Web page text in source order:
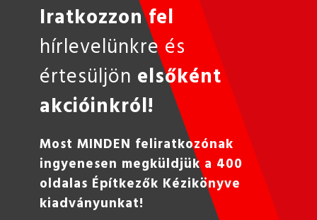
Iratkozzon fel
hírlevelünkre és
értesüljön elsőként
akcióinkról!
Most MINDEN feliratkozónak
ingyenesen megküldjük a 400
oldalas Építkezők Kézikönyve
kiadványunkat!